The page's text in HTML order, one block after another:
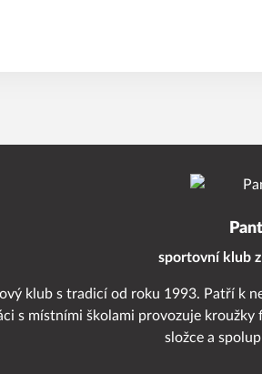
sportovní klub
klub s tradicí od roku 1993. Patří k
s místními školami provozuje
složce a